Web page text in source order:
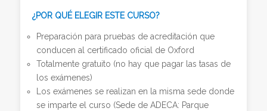
¿POR QUÉ ELEGIR ESTE CURSO?
Preparación para pruebas de acreditación que
conducen al certificado oficial de Oxford
Totalmente gratuito (no hay que pagar las tasas de
los exámenes)
Los exámenes se realizan en la misma sede donde
se imparte el curso (Sede de ADECA: Parque